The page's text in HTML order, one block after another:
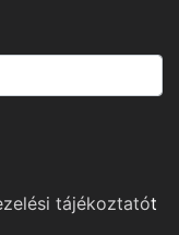
tájékoztatót